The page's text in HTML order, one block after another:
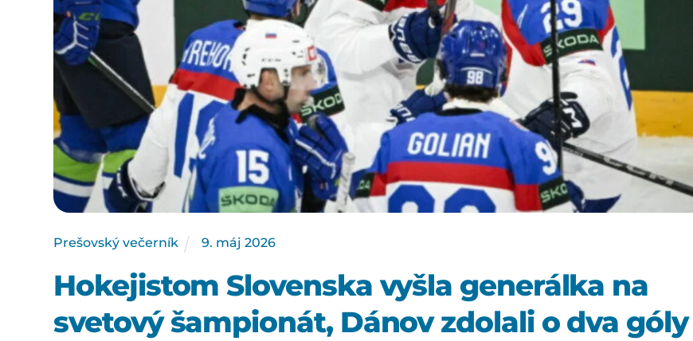
Prešovský večerník 9. máj 2026
Hokejistom Slovenska vyšla generálka na
svetový šampionát, Dánov zdolali o dva góly